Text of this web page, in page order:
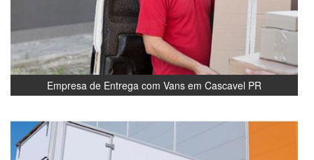
Empresa de Entrega com Vans em Cascavel PR